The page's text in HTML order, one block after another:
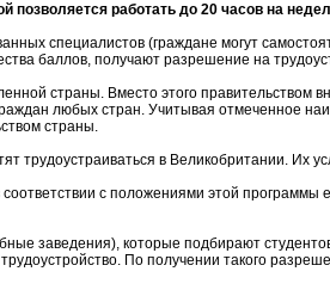
позволяется работать до 20 часов на
специалистов (граждане могут
баллов, получают разрешение на
страны. Вместо этого
любых стран. Учитывая отмеченное
страны.
трудоустраиваться в Великобритании. Их
с положениями этой
заведения), которые подбирают
По получении такого